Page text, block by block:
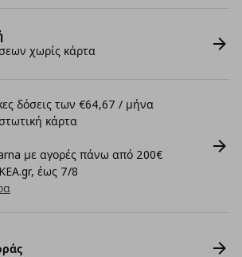
χωρίς κάρτα
δόσεις των €64,67 / μήνα
κάρτα
με αγορές πάνω από 200€
έως 7/8